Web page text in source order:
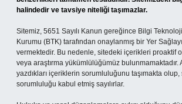
halindedir ve tavsiye niteliği taşımazlar.
Sitemiz, 5651 Sayılı Kanun gereğince Bilgi
Kurumu (BTK) tarafından onaylanmış bir Yer
vermektedir. Bu nedenle, sitedeki içerikleri proaktif
veya araştırma yükümlülüğümüz bulunmamaktadır.
yazdıkları içeriklerin sorumluluğunu taşımakta
sorumluluğu kabul etmiş sayılırlar.